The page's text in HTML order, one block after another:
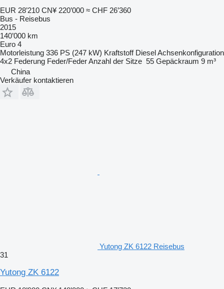
EUR 28’210 CN¥ 220’000 ≈ CHF 26’360
Bus - Reisebus
2015
140’000 km
Euro 4
Motorleistung 336 PS (247 kW) Kraftstoff DieselAchsenkonfiguration
4x2 Federung Feder/FederAnzahl der Sitze 55 Gepäckraum 9 m³
China
Verkäufer kontaktieren
Yutong ZK 6122 Reisebus
31
Yutong ZK 6122